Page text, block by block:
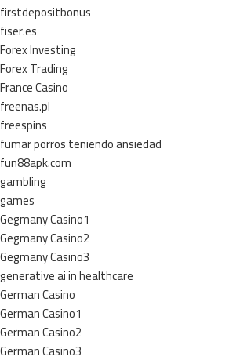
firstdepositbonus
fiser.es
Forex Investing
Forex Trading
France Casino
freenas.pl
freespins
fumar porros teniendo ansiedad
fun88apk.com
gambling
games
Gegmany Casino1
Gegmany Casino2
Gegmany Casino3
generative ai in healthcare
German Casino
German Casino1
German Casino2
German Casino3